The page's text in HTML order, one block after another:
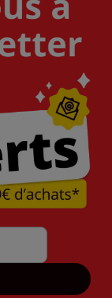
mail